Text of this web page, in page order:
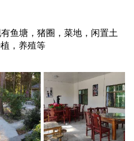
鱼塘，猪圈，菜地，闲置土
，养殖等